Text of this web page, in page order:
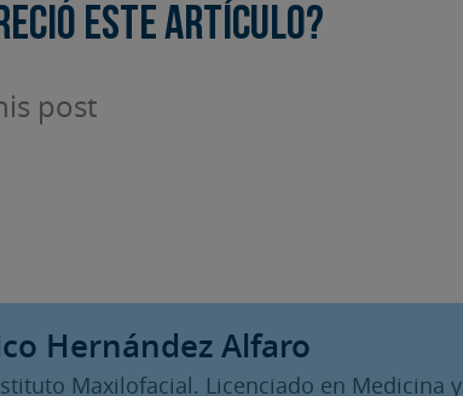
este artículo?
post
Hernández Alfaro
Maxilofacial. Licenciado en Medicina y